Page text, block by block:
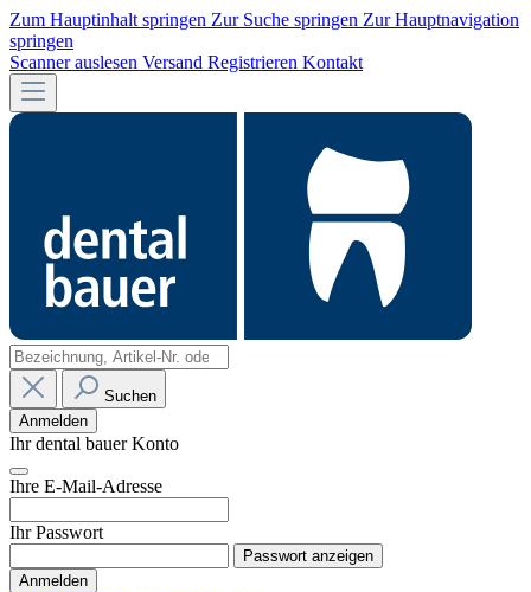
Zum Hauptinhalt springen Zur Suche springen Zur Hauptnavigation
springen
Scanner auslesen Versand Registrieren Kontakt
Suchen
Anmelden
Ihr dental bauer Konto
Ihre E-Mail-Adresse
Ihr Passwort
Passwort anzeigen
Anmelden